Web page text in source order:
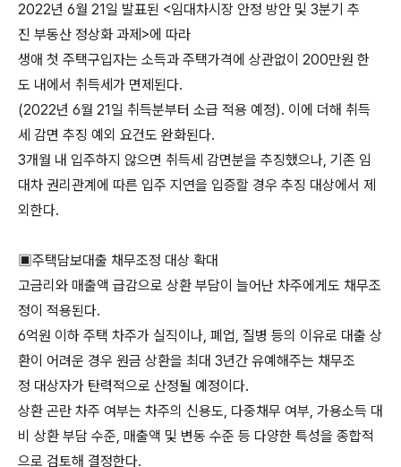
2022년 6월 21일 발표된 <임대차시장 안정 방안 및 3분기 추
진 부동산 정상화 과제>에 따라
생애 첫 주택구입자는 소득과 주택가격에 상관없이 200만원 한
도 내에서 취득세가 면제된다.
(2022년 6월 21일 취득분부터 소급 적용 예정). 이에 더해 취득
세 감면 추징 예외 요건도 완화된다.
3개월 내 입주하지 않으면 취득세 감면분을 추징했으나, 기존 임
대차 권리관계에 따른 입주 지연을 입증할 경우 추징 대상에서 제
외한다.
▣주택담보대출 채무조정 대상 확대
고금리와 매출액 급감으로 상환 부담이 늘어난 차주에게도 채무조
정이 적용된다.
6억원 이하 주택 차주가 실직이나, 폐업, 질병 등의 이유로 대출 상
환이 어려운 경우 원금 상환을 최대 3년간 유예해주는 채무조
정 대상자가 탄력적으로 산정될 예정이다.
상환 곤란 차주 여부는 차주의 신용도, 다중채무 여부, 가용소득 대
비 상환 부담 수준, 매출액 및 변동 수준 등 다양한 특성을 종합적
으로 검토해 결정한다.